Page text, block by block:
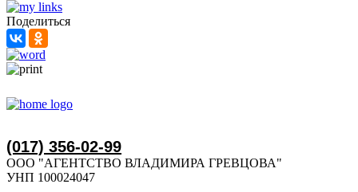
Поделиться
(017) 356-02-99
ООО "АГЕНТСТВО ВЛАДИМИРА ГРЕВЦОВА"
УНП 100024047